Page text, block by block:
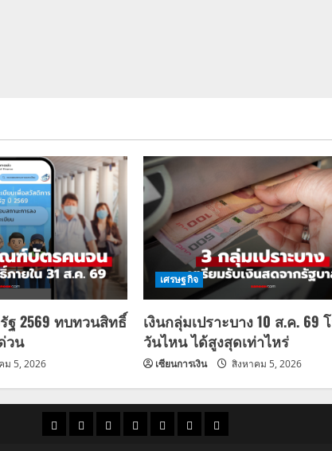
ฐ 2569 ทบทวนสิทธิ์
วน
ม 5, 2026
เศรษฐกิจ
เงินกลุ่มเปราะบาง 10 ส.ค. 69
วันไหน ได้สูงสุดเท่าไหร่
เซียนการเงิน สิงหาคม 5, 2026
ราคาแนว
ข่าว
ข่าว
ดูด
ที่
ผู้ชาย